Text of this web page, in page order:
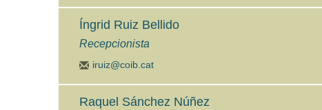
Íngrid Ruiz Bellido
Recepcionista
iruiz@coib.cat
Raquel Sánchez Núñez